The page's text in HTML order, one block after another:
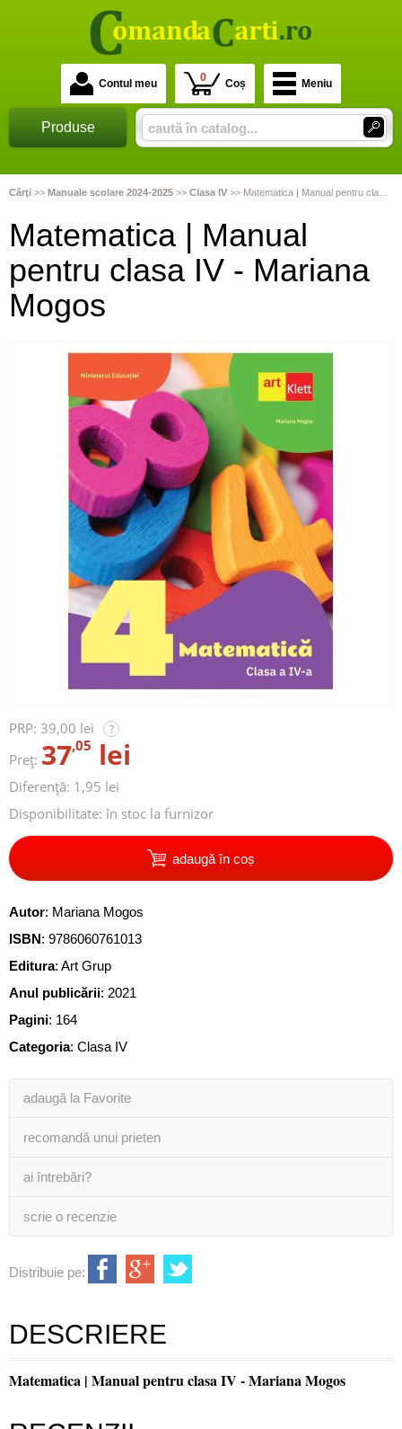
Contul meu 0 Coș Meniu
Produse
Cărţi >> Manuale scolare 2024-2025 >> Clasa IV >> Matematica | Manual pentru clasa IV - Mariana Mogos
Matematica | Manual
pentru clasa IV - Mariana
Mogos
PRP: 39,00 lei ?
Preț: 37,05 lei
Diferență: 1,95 lei
Disponibilitate: în stoc la furnizor
adaugă în coș
Autor: Mariana Mogos
ISBN: 9786060761013
Editura: Art Grup
Anul publicării: 2021
Pagini: 164
Categoria: Clasa IV
adaugă la Favorite
recomandă unui prieten
ai întrebări?
scrie o recenzie
Distribuie pe:
DESCRIERE
Matematica | Manual pentru clasa IV - Mariana Mogos